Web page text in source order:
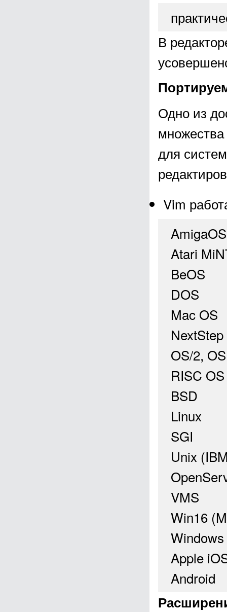
В
Одно из
для
Vim
AmigaOS
Atari
BeOS
DOS
Mac OS
NextStep
OS/2,
RISC OS
BSD
Linux
SGI
Unix
VMS
Win16
Apple
Android